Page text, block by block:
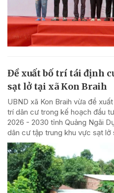
Đề xuất bố trí tái định
sạt lở tại xã Kon Braih
UBND xã Kon Braih vừa đề
trí dân cư trong kế hoạch đầu
2026 - 2030 tỉnh Quảng Ngãi
dân cư tập trung khu vực sạt lở